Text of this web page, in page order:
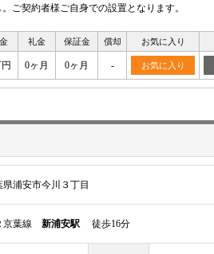
ご契約者様ご自身での設置となります。
礼金 保証金 償却 お気に入り
0ヶ月 0ヶ月 - お気に入り
県浦安市今川３丁目
京葉線 新浦安駅 徒歩16分